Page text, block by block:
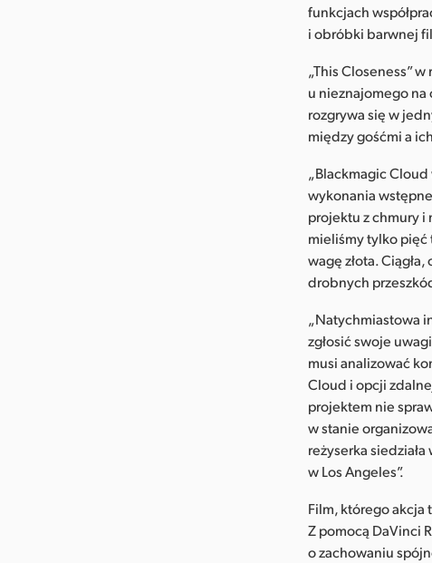
funkcjach
i obróbki barwnej
„This Closeness”
u nieznajomego na
rozgrywa się w
między gośćmi a
„Blackmagic Cloud
wykonania
projektu z chmury i
mieliśmy tylko pięć
wagę złota.
drobnych
„Natychmiastowa
zgłosić swoje
musi analizować
Cloud i opcji
projektem nie
w stanie
reżyserka
w Los Angeles”.
Film, którego akcja
Z pomocą DaVinci
o zachowaniu